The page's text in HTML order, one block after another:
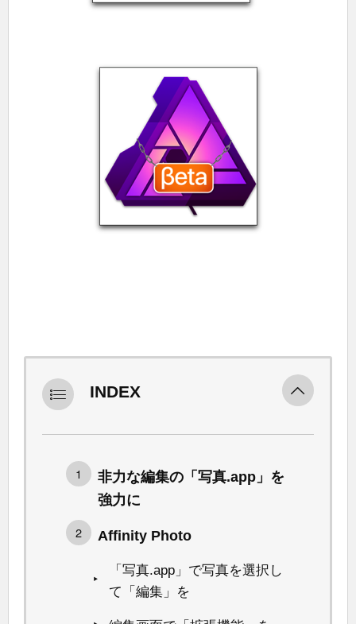
INDEX
非力な編集の「写真.app」を
強力に
Affinity Photo
「写真.app」で写真を選択し
て「編集」を